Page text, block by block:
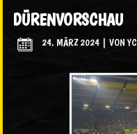
DÜRENVORSCHAU
24. MÄRZ 2024 |VON